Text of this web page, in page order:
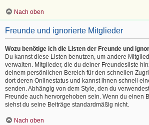
Nach oben
Freunde und ignorierte Mitglieder
Wozu benötige ich die Listen der Freunde und
Du kannst diese Listen benutzen, um andere
verwalten. Mitglieder, die du deiner Freundesliste
deinem persönlichen Bereich für den schnellen
dort deren Onlinestatus und kannst ihnen schnell
senden. Abhängig von dem Style, den du
Freunde auch hervorgehoben sein. Wenn du einen
siehst du seine Beiträge standardmäßig nicht.
Nach oben